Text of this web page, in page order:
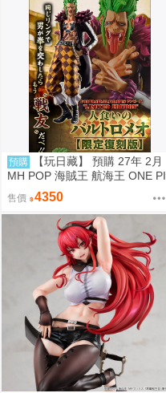
預購
【玩日藏】 預購 27年 2月
MH POP 海賊王 航海王 ONE PI
ECE LIMITED EDITION 食人鬼
巴特洛馬 巴托洛米奧 限定復刻版
售價 4350